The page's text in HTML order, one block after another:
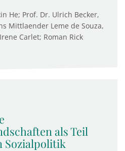
He; Prof. Dr. Ulrich Becker,
Mittlaender Leme de Souza,
Carlet; Roman Rick
als Teil
Sozialpolitik